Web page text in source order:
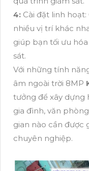
4: Cài đặt linh
nhiều vị trí khác
giúp bạn tối ưu
sát.
Với những tính
âm ngoài trời 8MP
tưởng để xây dựng
gia đình, văn
gian nào cần được
chuyên nghiệp.